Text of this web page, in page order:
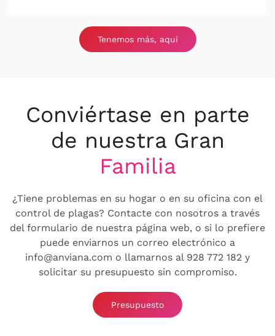
Tenemos más, aquí
Conviértase en parte
de nuestra Gran
Familia
¿Tiene problemas en su hogar o en su oficina con el
control de plagas? Contacte con nosotros a través
del formulario de nuestra página web, o si lo prefiere
puede enviarnos un correo electrónico a
info@anviana.com o llamarnos al 928 772 182 y
solicitar su presupuesto sin compromiso.
Presupuesto